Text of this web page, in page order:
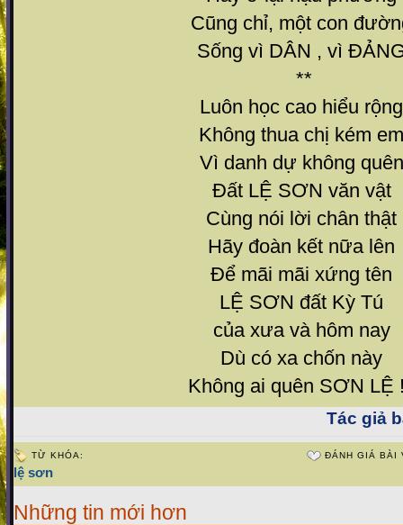
Cũng chỉ, một con
Sống vì DÂN , vì
**
Luôn học cao hiểu rộng
Không thua chị kém em
Vì danh dự không quên
Đất LỆ SƠN văn vật
Cùng nói lời chân thật
Hãy đoàn kết nữa lên
Để mãi mãi xứng tên
LỆ SƠN đất Kỳ Tú
của xưa và hôm nay
Dù có xa chốn này
Không ai quên SƠN LỆ
Tác giả
TỪ KHÓA:
lệ sơn
ĐÁNH GIÁ BÀI
Những tin mới hơn